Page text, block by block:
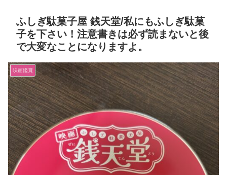
ふしぎ駄菓子屋 銭天堂/私にもふしぎ駄菓
子を下さい！注意書きは必ず読まないと後
で大変なことになりますよ。
映画鑑賞